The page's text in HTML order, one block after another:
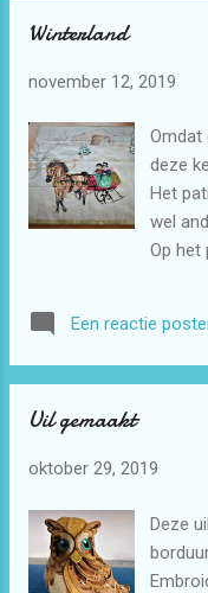
doen
het
Winterland
november 12, 2019
Omdat
deze
Het
wel
Op het
je er
op
er
heen
Een reactie
Uil gemaakt
oktober 29, 2019
Deze